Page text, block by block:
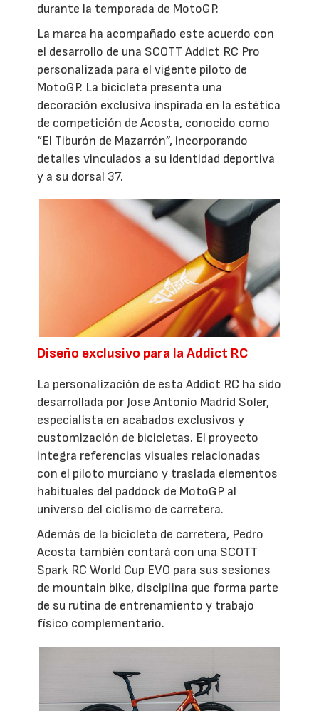
durante la temporada de MotoGP.
La marca ha acompañado este acuerdo con
el desarrollo de una SCOTT Addict RC Pro
personalizada para el vigente piloto de
MotoGP. La bicicleta presenta una
decoración exclusiva inspirada en la estética
de competición de Acosta, conocido como
“El Tiburón de Mazarrón”, incorporando
detalles vinculados a su identidad deportiva
y a su dorsal 37.
Diseño exclusivo para la Addict RC
La personalización de esta Addict RC ha sido
desarrollada por Jose Antonio Madrid Soler,
especialista en acabados exclusivos y
customización de bicicletas. El proyecto
integra referencias visuales relacionadas
con el piloto murciano y traslada elementos
habituales del paddock de MotoGP al
universo del ciclismo de carretera.
Además de la bicicleta de carretera, Pedro
Acosta también contará con una SCOTT
Spark RC World Cup EVO para sus sesiones
de mountain bike, disciplina que forma parte
de su rutina de entrenamiento y trabajo
físico complementario.